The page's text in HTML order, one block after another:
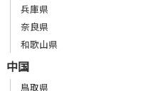
兵庫県
奈良県
和歌山県
中国
鳥取県